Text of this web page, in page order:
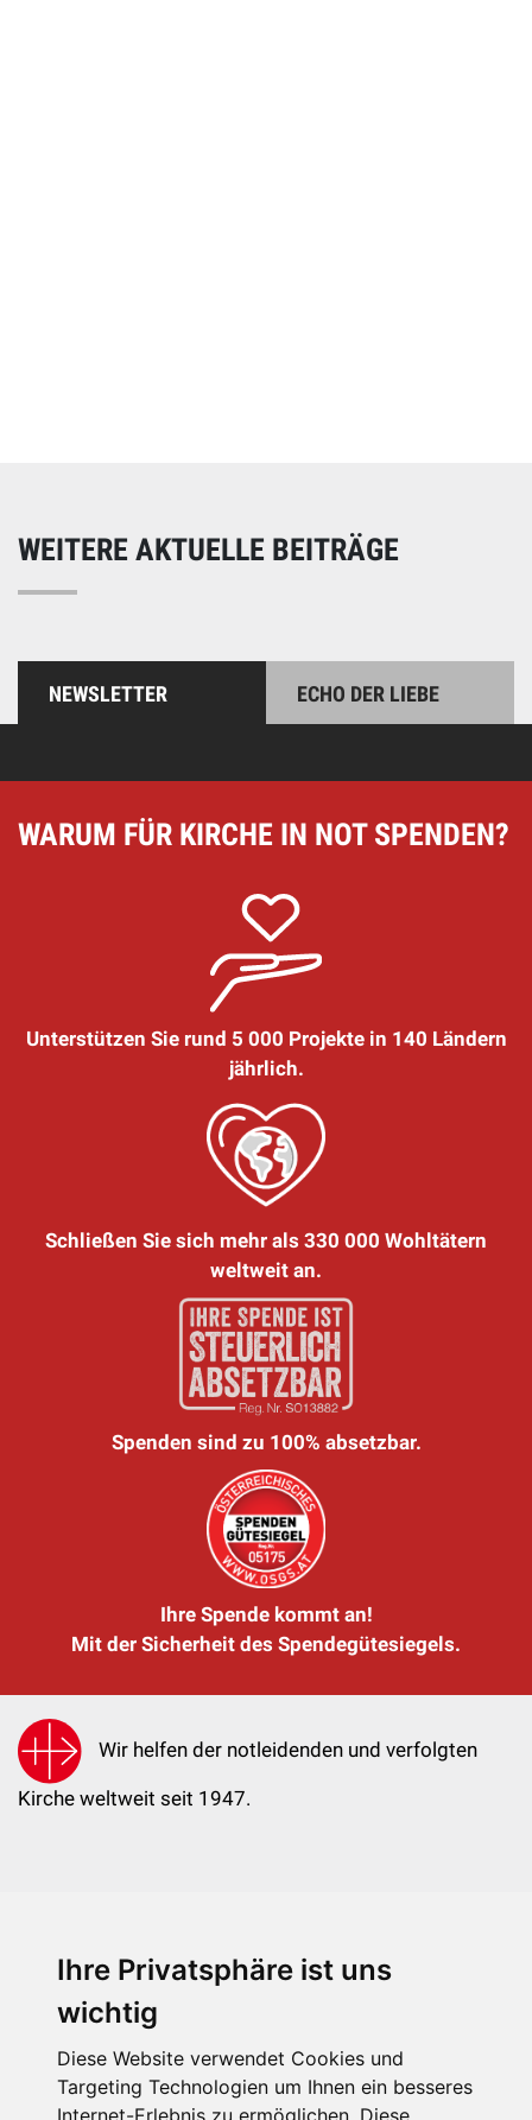
Ihre Privatsphäre ist uns
wichtig
Diese Website verwendet Cookies und
Targeting Technologien um Ihnen ein besseres
Internet-Erlebnis zu ermöglichen. Diese
WEITERE AKTUELLE BEITRÄGE
NEWSLETTER ECHO DER LIEBE
WARUM FÜR KIRCHE IN NOT SPENDEN?
Unterstützen Sie rund 5 000 Projekte in 140 Ländern
jährlich.
Schließen Sie sich mehr als 330 000 Wohltätern
weltweit an.
Spenden sind zu 100% absetzbar.
Ihre Spende kommt an!
Mit der Sicherheit des Spendegütesiegels.
Wir helfen der notleidenden und verfolgten
Kirche weltweit seit 1947.
KIRCHE IN NOT - Österreich
kin@kircheinnot.at